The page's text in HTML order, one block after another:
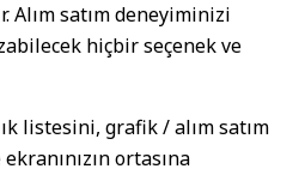
Alım satım deneyiminizi
hiçbir seçenek ve
listesini, grafik / alım satım
ortasına